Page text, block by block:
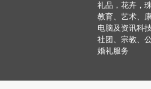
礼品，花卉，
教育、艺术、
电脑及资讯科
社团、宗教、
婚礼服务